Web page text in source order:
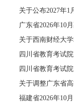
广东省2026年10
福建省2026年10